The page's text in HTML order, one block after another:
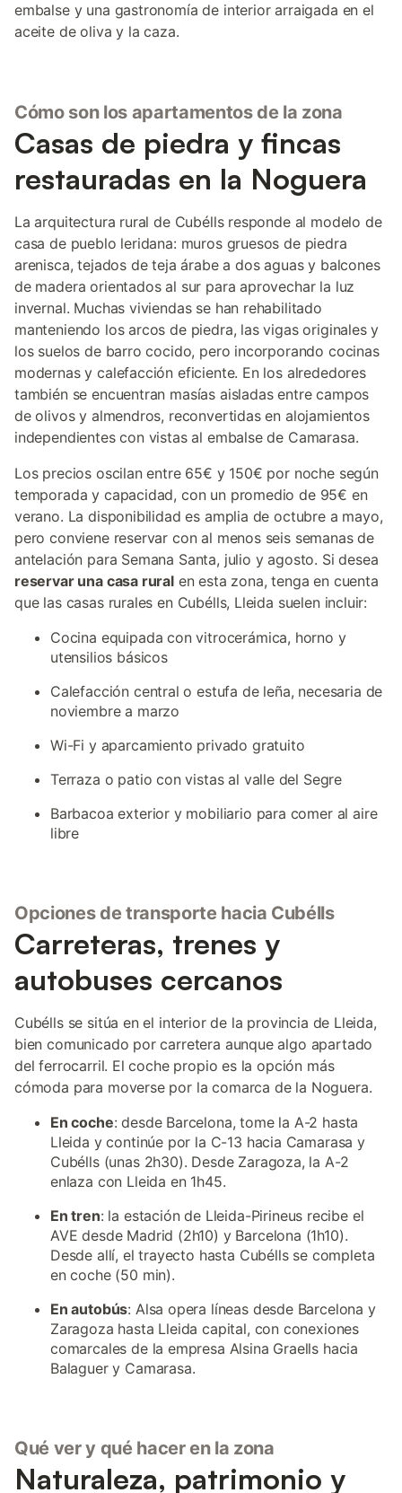
embalse y una gastronomía de interior arraigada en el
aceite de oliva y la caza.
Cómo son los apartamentos de la zona
Casas de piedra y fincas
restauradas en la Noguera
La arquitectura rural de Cubélls responde al modelo de
casa de pueblo leridana: muros gruesos de piedra
arenisca, tejados de teja árabe a dos aguas y balcones
de madera orientados al sur para aprovechar la luz
invernal. Muchas viviendas se han rehabilitado
manteniendo los arcos de piedra, las vigas originales y
los suelos de barro cocido, pero incorporando cocinas
modernas y calefacción eficiente. En los alrededores
también se encuentran masías aisladas entre campos
de olivos y almendros, reconvertidas en alojamientos
independientes con vistas al embalse de Camarasa.
Los precios oscilan entre 65€ y 150€ por noche según
temporada y capacidad, con un promedio de 95€ en
verano. La disponibilidad es amplia de octubre a mayo,
pero conviene reservar con al menos seis semanas de
antelación para Semana Santa, julio y agosto. Si desea
reservar una casa ruralen esta zona, tenga en cuenta
que las casas rurales en Cubélls, Lleida suelen incluir:
Cocina equipada con vitrocerámica, horno y
utensilios básicos
Calefacción central o estufa de leña, necesaria de
noviembre a marzo
Wi-Fi y aparcamiento privado gratuito
Terraza o patio con vistas al valle del Segre
Barbacoa exterior y mobiliario para comer al aire
libre
Opciones de transporte hacia Cubélls
Carreteras, trenes y
autobuses cercanos
Cubélls se sitúa en el interior de la provincia de Lleida,
bien comunicado por carretera aunque algo apartado
del ferrocarril. El coche propio es la opción más
cómoda para moverse por la comarca de la Noguera.
En coche: desde Barcelona, tome la A-2 hasta
Lleida y continúe por la C-13 hacia Camarasa y
Cubélls (unas 2h30). Desde Zaragoza, la A-2
enlaza con Lleida en 1h45.
En tren: la estación de Lleida-Pirineus recibe el
AVE desde Madrid (2h10) y Barcelona (1h10).
Desde allí, el trayecto hasta Cubélls se completa
en coche (50 min).
En autobús: Alsa opera líneas desde Barcelona y
Zaragoza hasta Lleida capital, con conexiones
comarcales de la empresa Alsina Graells hacia
Balaguer y Camarasa.
Qué ver y qué hacer en la zona
Naturaleza, patrimonio y